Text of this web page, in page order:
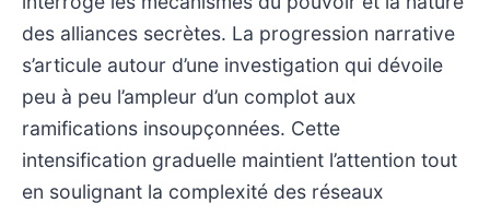
des alliances secrètes. La progression narrative
s’articule autour d’une investigation qui dévoile
peu à peu l’ampleur d’un complot aux
ramifications insoupçonnées. Cette
intensification graduelle maintient l’attention tout
en soulignant la complexité des réseaux